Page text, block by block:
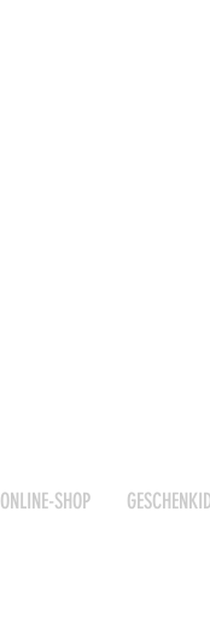
ONLINE-SHOP